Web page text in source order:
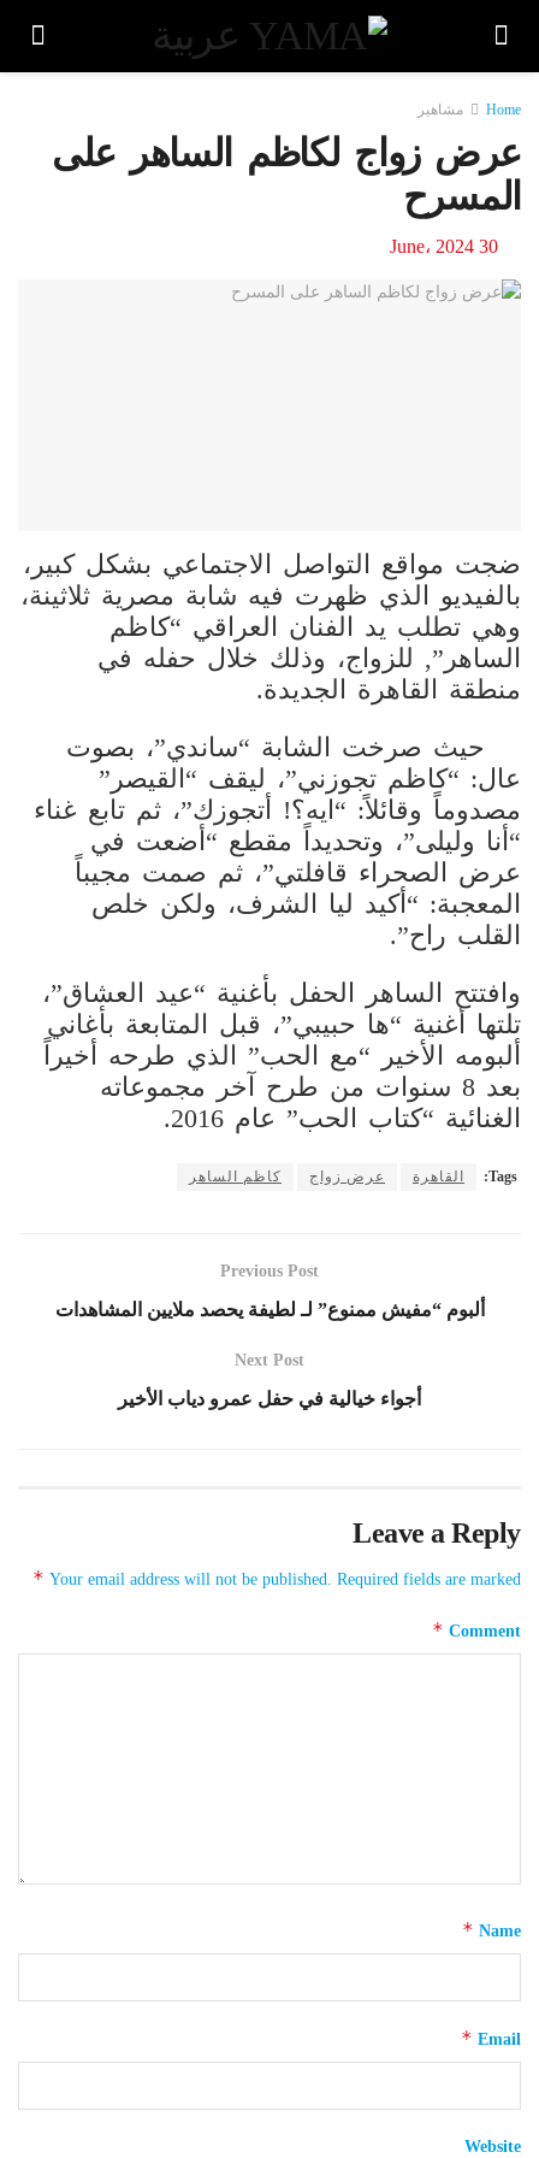
Home مشاهير
عرض زواج لكاظم الساهر على
المسرح
30 June، 2024
ضجت مواقع التواصل الاجتماعي بشكل كبير،
بالفيديو الذي ظهرت فيه شابة مصرية ثلاثينة،
وهي تطلب يد الفنان العراقي “كاظم
الساهر”, للزواج، وذلك خلال حفله في
منطقة القاهرة الجديدة.
حيث صرخت الشابة “ساندي”، بصوت
عال: “كاظم تجوزني”، ليقف “القيصر”
مصدوماً وقائلاً: “ايه؟! أتجوزك”، ثم تابع غناء
“أنا وليلى”، وتحديداً مقطع “أضعت في
عرض الصحراء قافلتي”، ثم صمت مجيباً
المعجبة: “أكيد ليا الشرف، ولكن خلص
القلب راح”.
وافتتح الساهر الحفل بأغنية “عيد العشاق”،
تلتها أغنية “ها حبيبي”، قبل المتابعة بأغاني
ألبومه الأخير “مع الحب” الذي طرحه أخيراً
بعد 8 سنوات من طرح آخر مجموعاته
الغنائية “كتاب الحب” عام 2016.
Tags: القاهرة عرض زواج كاظم الساهر
Previous Post
ألبوم “مفيش ممنوع” لـ لطيفة يحصد ملايين المشاهدات
Next Post
أجواء خيالية في حفل عمرو دياب الأخير
Leave a Reply
Your email address will not be published. Required fields are marked
*
Comment
*
Name
*
Email
*
Website